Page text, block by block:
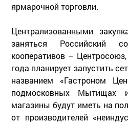
ярмарочной торговли.
Централизованными
заняться Российский
кооперативов –
года планирует запустить
названием «Гастроном
подмосковных Мытищах
магазины будут иметь на
от производителей